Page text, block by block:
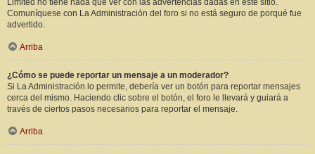
Limited no tiene nada que ver con las advertencias dadas en este sitio.
Comuníquese con La Administración del foro si no está seguro de porqué fue
advertido.
Arriba
¿Cómo se puede reportar un mensaje a un moderador?
Si La Administración lo permite, debería ver un botón para reportar mensajes
cerca del mismo. Haciendo clic sobre el botón, el foro le llevará y guiará a
través de ciertos pasos necesarios para reportar el mensaje.
Arriba